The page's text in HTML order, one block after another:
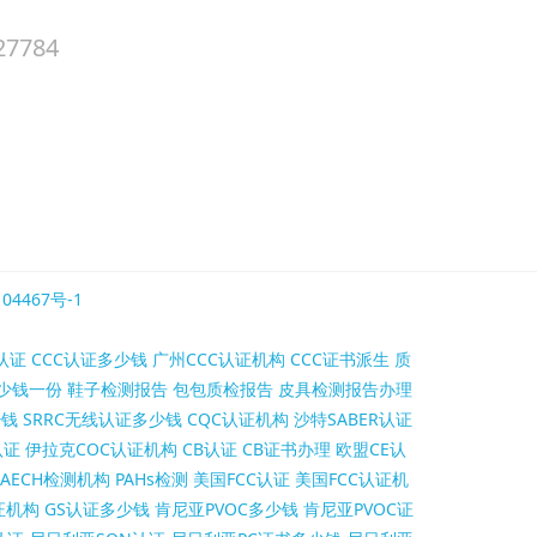
号-1
证 CCC认证多少钱 广州CCC认证机构 CCC证书派生 质
钱一份 鞋子检测报告 包包质检报告 皮具检测报告办理
SRRC无线认证多少钱 CQC认证机构 沙特SABER认证
伊拉克COC认证机构 CB认证 CB证书办理 欧盟CE认
检测机构 PAHs检测 美国FCC认证 美国FCC认证机
机构 GS认证多少钱 肯尼亚PVOC多少钱 肯尼亚PVOC证